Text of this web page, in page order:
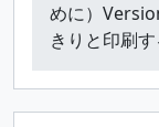
めに）
きりと印刷